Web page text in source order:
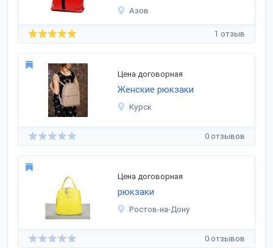
Азов
1 отзыв
Цена договорная
Женские рюкзаки
Курск
0 отзывов
Цена договорная
рюкзаки
Ростов-на-Дону
0 отзывов